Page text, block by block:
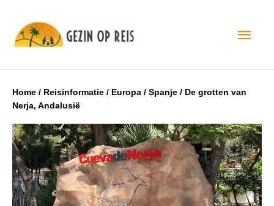
Home / Reisinformatie / Europa / Spanje / De grotten van
Nerja, Andalusië